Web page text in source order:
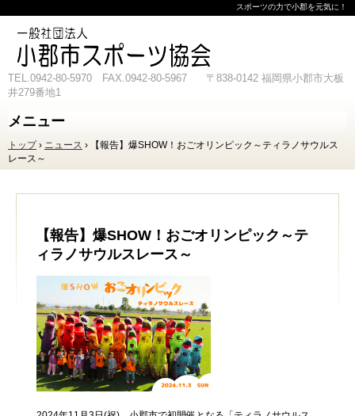
スポーツの力で小郡を元気に！
TEL.0942-80-5970 FAX.0942-80-5967 〒838-0142 福岡県小郡市大板
井279番地1
メニュー
ン
テ
トップ › ニュース ›
【報告】爆SHOW！おごオリンピック～ティラノサウルス
レース～
【報告】爆SHOW！おごオリンピック～テ
ィラノサウルスレース～